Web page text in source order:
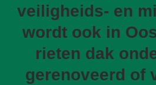
veiligheids- en
wordt ook in
rieten dak
gerenoveerd of